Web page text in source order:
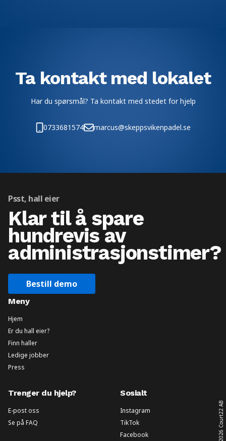
Ta kontakt med lokalet
Har du spørsmål? Ta kontakt med stedet for hjelp
0733681574 marcus@skeppsvikenpadel.se
Psst, hall eier
Klar til å spare
hundrevis av
administrasjonstimer?
Bestill demo
Meny
Hjem
Er du hall eier?
Finn haller
Ledige jobber
Press
Trenger du hjelp?
E-post oss
Se på FAQ
Sosialt
Instagram
TikTok
Facebook
2026
Court22 AB